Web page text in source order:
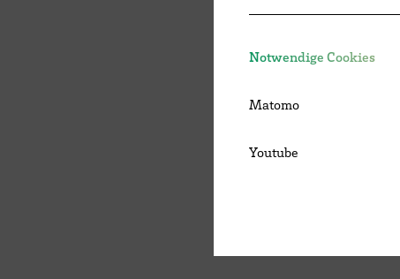
Notwendige Cookies
Matomo
Youtube